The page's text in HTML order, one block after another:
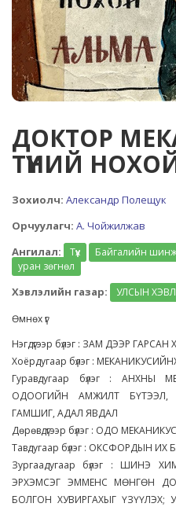
ДОКТОР
ТҮҮНИЙ
Зохиолч: Александр Полещук
Орчуулагч: А. Чойжилжав
Ангилал:
Түүх Байгалийн
уран зөгнөл
Хэвлэлийн газар:
УЛСЫН
Өмнөх үг
Нэгдүгээр бүлэг : ЗАМ ДЭЭР
Хоёрдугаар бүлэг :
Гуравдугаар бүлэг : АНХНЫ
ОДООГИЙН АМЖИЛТ
ГАМШИГ, АДАЛ ЯВДАЛ
Дөрөвдүгээр бүлэг : ОДО
Тавдугаар бүлэг : ОКСФОРДЫН ИХ
Зургаадугаар бүлэг : ШИНЭ
ЭРХЭМСЭГ ЭММЕНС МӨНГӨН
БОЛГОН ХУВИРГАХЫГ